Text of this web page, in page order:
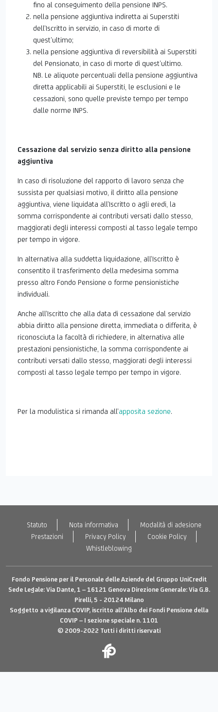
fino al conseguimento della pensione INPS.
nella pensione aggiuntiva indiretta ai Superstiti
dell’Iscritto in servizio, in caso di morte di
quest’ultimo;
nella pensione aggiuntiva di reversibilità ai Superstiti
del Pensionato, in caso di morte di quest’ultimo.
NB. Le aliquote percentuali della pensione aggiuntiva
diretta applicabili ai Superstiti, le esclusioni e le
cessazioni, sono quelle previste tempo per tempo
dalle norme INPS.
Cessazione dal servizio senza diritto alla pensione
aggiuntiva
In caso di risoluzione del rapporto di lavoro senza che
sussista per qualsiasi motivo, il diritto alla pensione
aggiuntiva, viene liquidata all’Iscritto o agli eredi, la
somma corrispondente ai contributi versati dallo stesso,
maggiorati degli interessi composti al tasso legale tempo
per tempo in vigore.
In alternativa alla suddetta liquidazione, all’Iscritto è
consentito il trasferimento della medesima somma
presso altro Fondo Pensione o forme pensionistiche
individuali.
Anche all’Iscritto che alla data di cessazione dal servizio
abbia diritto alla pensione diretta, immediata o differita, è
riconosciuta la facoltà di richiedere, in alternativa alle
prestazioni pensionistiche, la somma corrispondente ai
contributi versati dallo stesso, maggiorati degli interessi
composti al tasso legale tempo per tempo in vigore.
Per la modulistica si rimanda all’apposita sezione.
Statuto Nota informativa
Modalità di adesione
Prestazioni
Privacy Policy
Cookie Policy
Whistleblowing
Fondo Pensione per il Personale delle Aziende del Gruppo UniCredit
Sede Legale: Via Dante, 1 – 16121 Genova Direzione Generale: Via G.B.
Pirelli, 5 - 20124 Milano
Soggetto a vigilanza COVIP, iscritto all’Albo dei Fondi Pensione della
COVIP – I sezione speciale n. 1101
© 2009-2022 Tutti i diritti riservati